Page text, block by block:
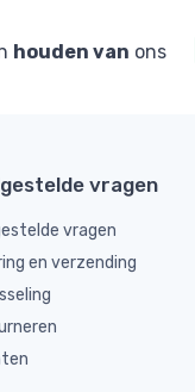
houden van ons
vragen
vragen
en verzending